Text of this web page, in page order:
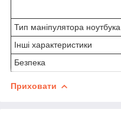
Тип маніпулятора ноутбука
Інші характеристики
Безпека
Приховати